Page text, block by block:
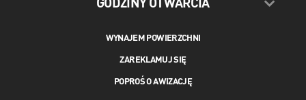
GODZINY OTWARCIA
WYNAJEM POWIERZCHNI
ZAREKLAMUJ SIĘ
POPROŚ O AWIZACJĘ